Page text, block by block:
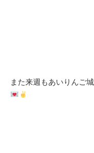
また来週もあいりんご